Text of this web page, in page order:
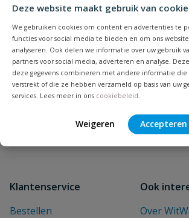
Deze website maakt gebruik van
We gebruiken cookies om content en advertenties te
functies voor social media te bieden en om ons
analyseren. Ook delen we informatie over uw gebruik
partners voor social media, adverteren en analyse.
deze gegevens combineren met andere informatie
verstrekt of die ze hebben verzameld op basis van uw
services. Lees meer in ons cookiebeleid.
Weigeren Accepteren
Blijf op de hoogte van
producten en leuke
E-mailadres
Inschrijven
Klantenservice
Bestellen
Ook
Over